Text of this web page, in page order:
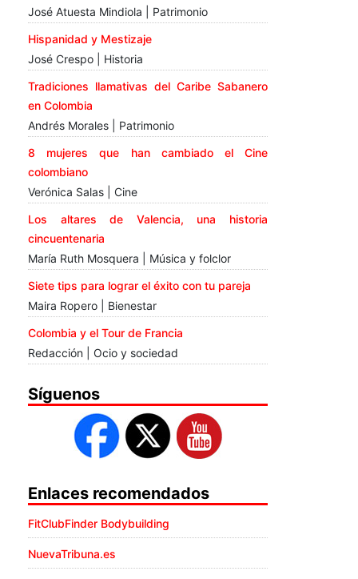
José Atuesta Mindiola | Patrimonio
Hispanidad y Mestizaje
José Crespo | Historia
Tradiciones llamativas del Caribe Sabanero
en Colombia
Andrés Morales | Patrimonio
8 mujeres que han cambiado el Cine
colombiano
Verónica Salas | Cine
Los altares de Valencia, una historia
cincuentenaria
María Ruth Mosquera | Música y folclor
Siete tips para lograr el éxito con tu pareja
Maira Ropero | Bienestar
Colombia y el Tour de Francia
Redacción | Ocio y sociedad
Síguenos
Enlaces recomendados
FitClubFinder Bodybuilding
NuevaTribuna.es